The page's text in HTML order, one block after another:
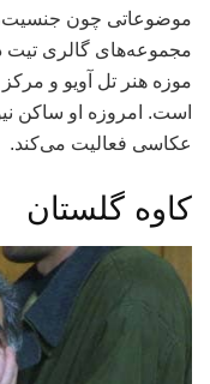
موضوعاتی چون جنسیت،
مجموعه‌های گالری تیت
موزه هنر تل آویو و
است. امروزه او ساکن
عکاسی فعالیت می‌کند.
کاوه گلستان